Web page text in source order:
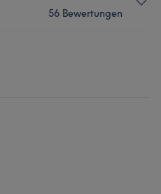
56 Bewertungen